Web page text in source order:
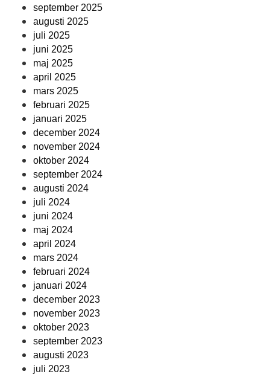
september 2025
augusti 2025
juli 2025
juni 2025
maj 2025
april 2025
mars 2025
februari 2025
januari 2025
december 2024
november 2024
oktober 2024
september 2024
augusti 2024
juli 2024
juni 2024
maj 2024
april 2024
mars 2024
februari 2024
januari 2024
december 2023
november 2023
oktober 2023
september 2023
augusti 2023
juli 2023